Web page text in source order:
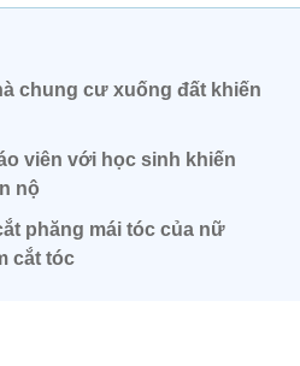
chung cư xuống đất khiến
viên với học sinh khiến
nộ
phăng mái tóc của nữ
cắt tóc